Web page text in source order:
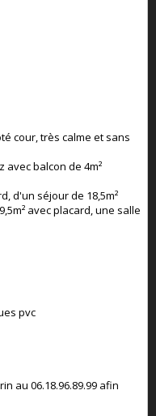
cour, très calme et sans
avec balcon de 4m²
d'un séjour de 18,5m²
avec placard, une salle
pvc
au 06.18.96.89.99 afin